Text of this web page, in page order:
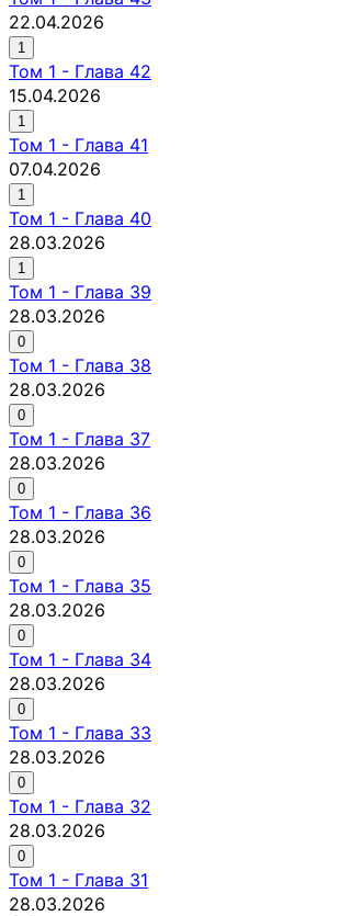
22.04.2026
1
Том 1 - Глава 42
15.04.2026
1
Том 1 - Глава 41
07.04.2026
1
Том 1 - Глава 40
28.03.2026
1
Том 1 - Глава 39
28.03.2026
0
Том 1 - Глава 38
28.03.2026
0
Том 1 - Глава 37
28.03.2026
0
Том 1 - Глава 36
28.03.2026
0
Том 1 - Глава 35
28.03.2026
0
Том 1 - Глава 34
28.03.2026
0
Том 1 - Глава 33
28.03.2026
0
Том 1 - Глава 32
28.03.2026
0
Том 1 - Глава 31
28.03.2026